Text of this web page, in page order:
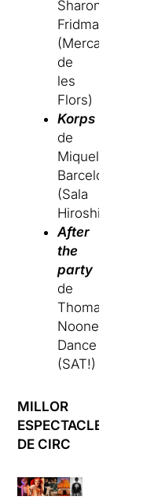
Sharon
Fridman
(Mercat
de
les
Flors)
Korps
de
Miquel
Barcelona
(Sala
Hiroshima)
After
the
party
de
Thomas
Noone
Dance
(SAT!)
MILLOR
ESPECTACLE
DE CIRC